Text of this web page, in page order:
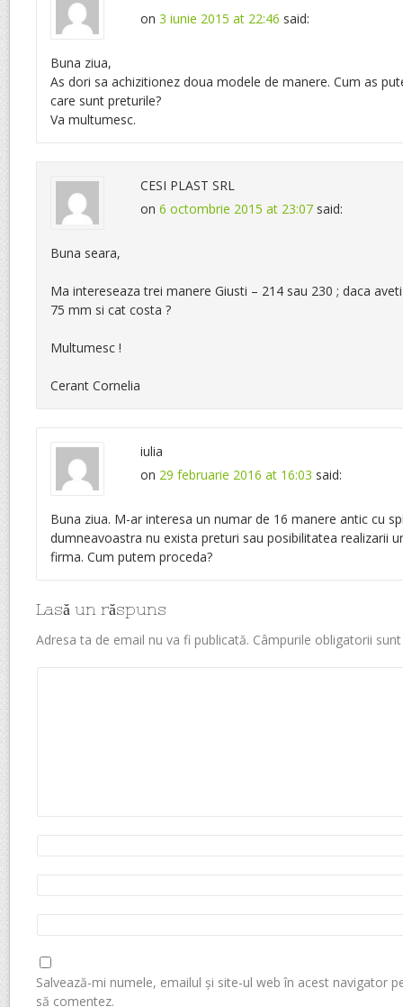
on 3 iunie 2015 at 22:46 said:
Buna ziua,
As dori sa achizitionez doua modele de manere. Cum as
care sunt preturile?
Va multumesc.
CESI PLAST SRL
on 6 octombrie 2015 at 23:07 said:
Buna seara,
Ma intereseaza trei manere Giusti – 214 sau 230 ; daca
75 mm si cat costa ?
Multumesc !
Cerant Cornelia
iulia
on 29 februarie 2016 at 16:03 said:
Buna ziua. M-ar interesa un numar de 16 manere antic cu
dumneavoastra nu exista preturi sau posibilitatea realizarii
firma. Cum putem proceda?
Lasă un răspuns
Adresa ta de email nu va fi publicată. Câmpurile obligatorii
Salvează-mi numele, emailul și site-ul web în acest navigator
să comentez.